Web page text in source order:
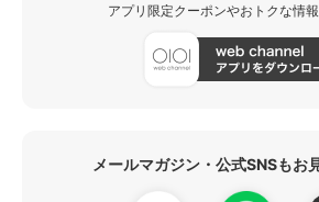
アプリ限定クーポンやおトクな情報
メールマガジン・公式SNSもお